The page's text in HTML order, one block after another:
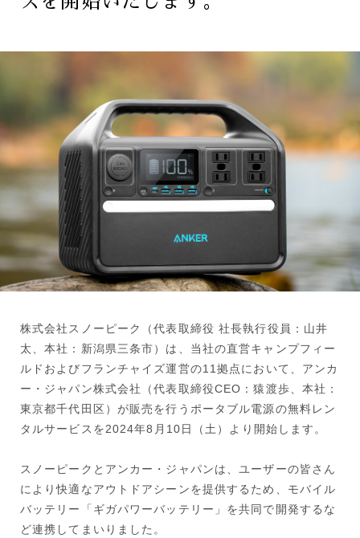
株式会社スノーピーク（代表取締役 社長執行役員：山井
太、本社：新潟県三条市）は、当社の直営キャンプフィー
ルドおよびフランチャイズ運営の11拠点において、アンカ
ー・ジャパン株式会社（代表取締役CEO：猿渡歩、本社：
東京都千代田区）が販売を行うポータブル電源の無料レン
タルサービスを2024年8月10日（土）より開始します。
スノーピークとアンカー・ジャパンは、ユーザーの皆さん
により快適なアウトドアシーンを提供するため、モバイル
バッテリー「ギガパワーバッテリー」を共同で開発するな
ど連携してまいりました。